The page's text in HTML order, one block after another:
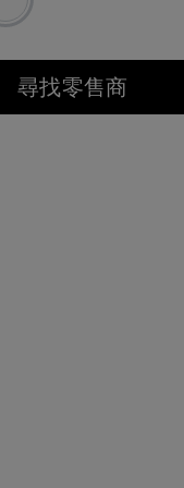
尋找零售商